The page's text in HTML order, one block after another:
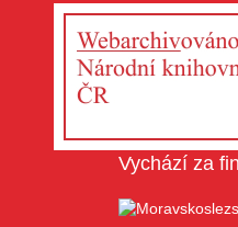
Vychází za